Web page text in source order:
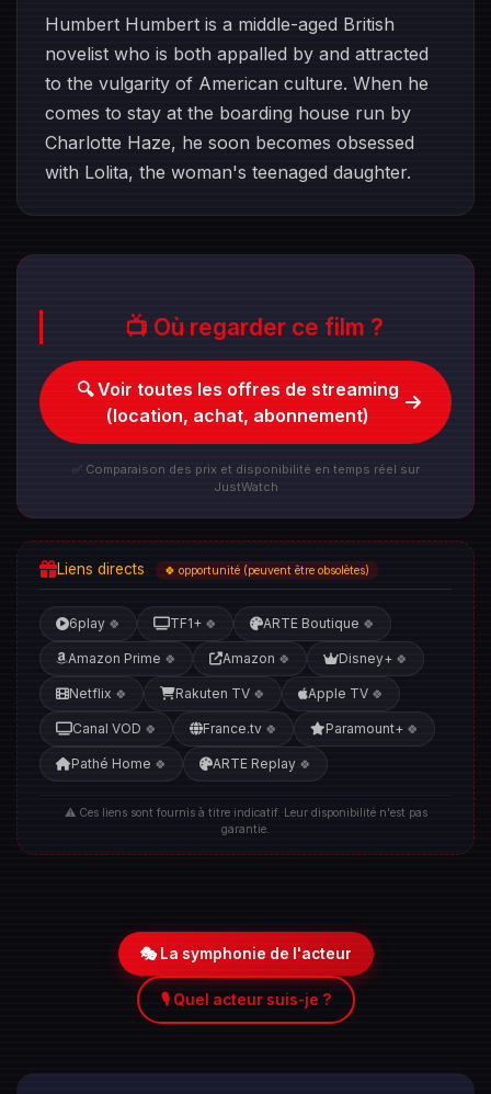
Humbert Humbert is a middle-aged British
novelist who is both appalled by and attracted
to the vulgarity of American culture. When he
comes to stay at the boarding house run by
Charlotte Haze, he soon becomes obsessed
with Lolita, the woman's teenaged daughter.
📺 Où regarder ce film ?
🔍 Voir toutes les offres de streaming
(location, achat, abonnement)
✅ Comparaison des prix et disponibilité en temps réel sur
JustWatch
Liens directs 🍀 opportunité (peuvent être obsolètes)
6play 🍀 TF1+ 🍀 ARTE Boutique 🍀
Amazon Prime 🍀 Amazon 🍀 Disney+ 🍀
Netflix 🍀 Rakuten TV 🍀 Apple TV 🍀
Canal VOD 🍀 France.tv 🍀 Paramount+ 🍀
Pathé Home 🍀 ARTE Replay 🍀
⚠️ Ces liens sont fournis à titre indicatif. Leur disponibilité n'est pas
garantie.
🎭 La symphonie de l'acteur
🎙️ Quel acteur suis-je ?